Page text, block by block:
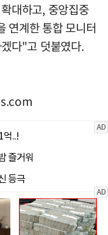
대하고, 중앙집중
연계한 통합 모니터
다"고 덧붙였다.